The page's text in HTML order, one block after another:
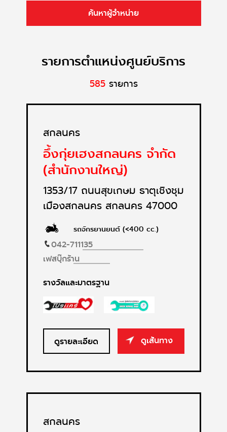
ค้นหาผู้จำหน่าย
รายการตำแหน่งศูนย์บริการ
585 รายการ
สกลนคร
อึ้งกุ่ยเฮงสกลนคร จำกัด
(สำนักงานใหญ่)
1353/17 ถนนสุขเกษม ธาตุเชิงชุม
เมืองสกลนคร สกลนคร 47000
รถจักรยานยนต์ (<400 cc.)
042-711135
เฟสบุ๊กร้าน
รางวัลและมาตรฐาน
ดูรายละเอียด ดูเส้นทาง
สกลนคร